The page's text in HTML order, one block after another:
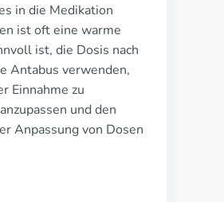
in die Medikation
ist oft eine warme
ist, die Dosis nach
Antabus verwenden,
Einnahme zu
und den
Anpassung von Dosen